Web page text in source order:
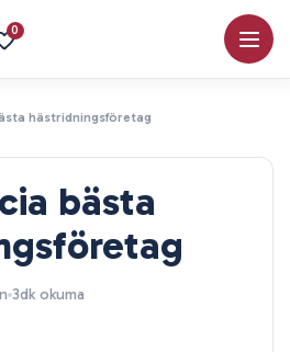
0
hästridningsföretag
bästa
3dk okuma